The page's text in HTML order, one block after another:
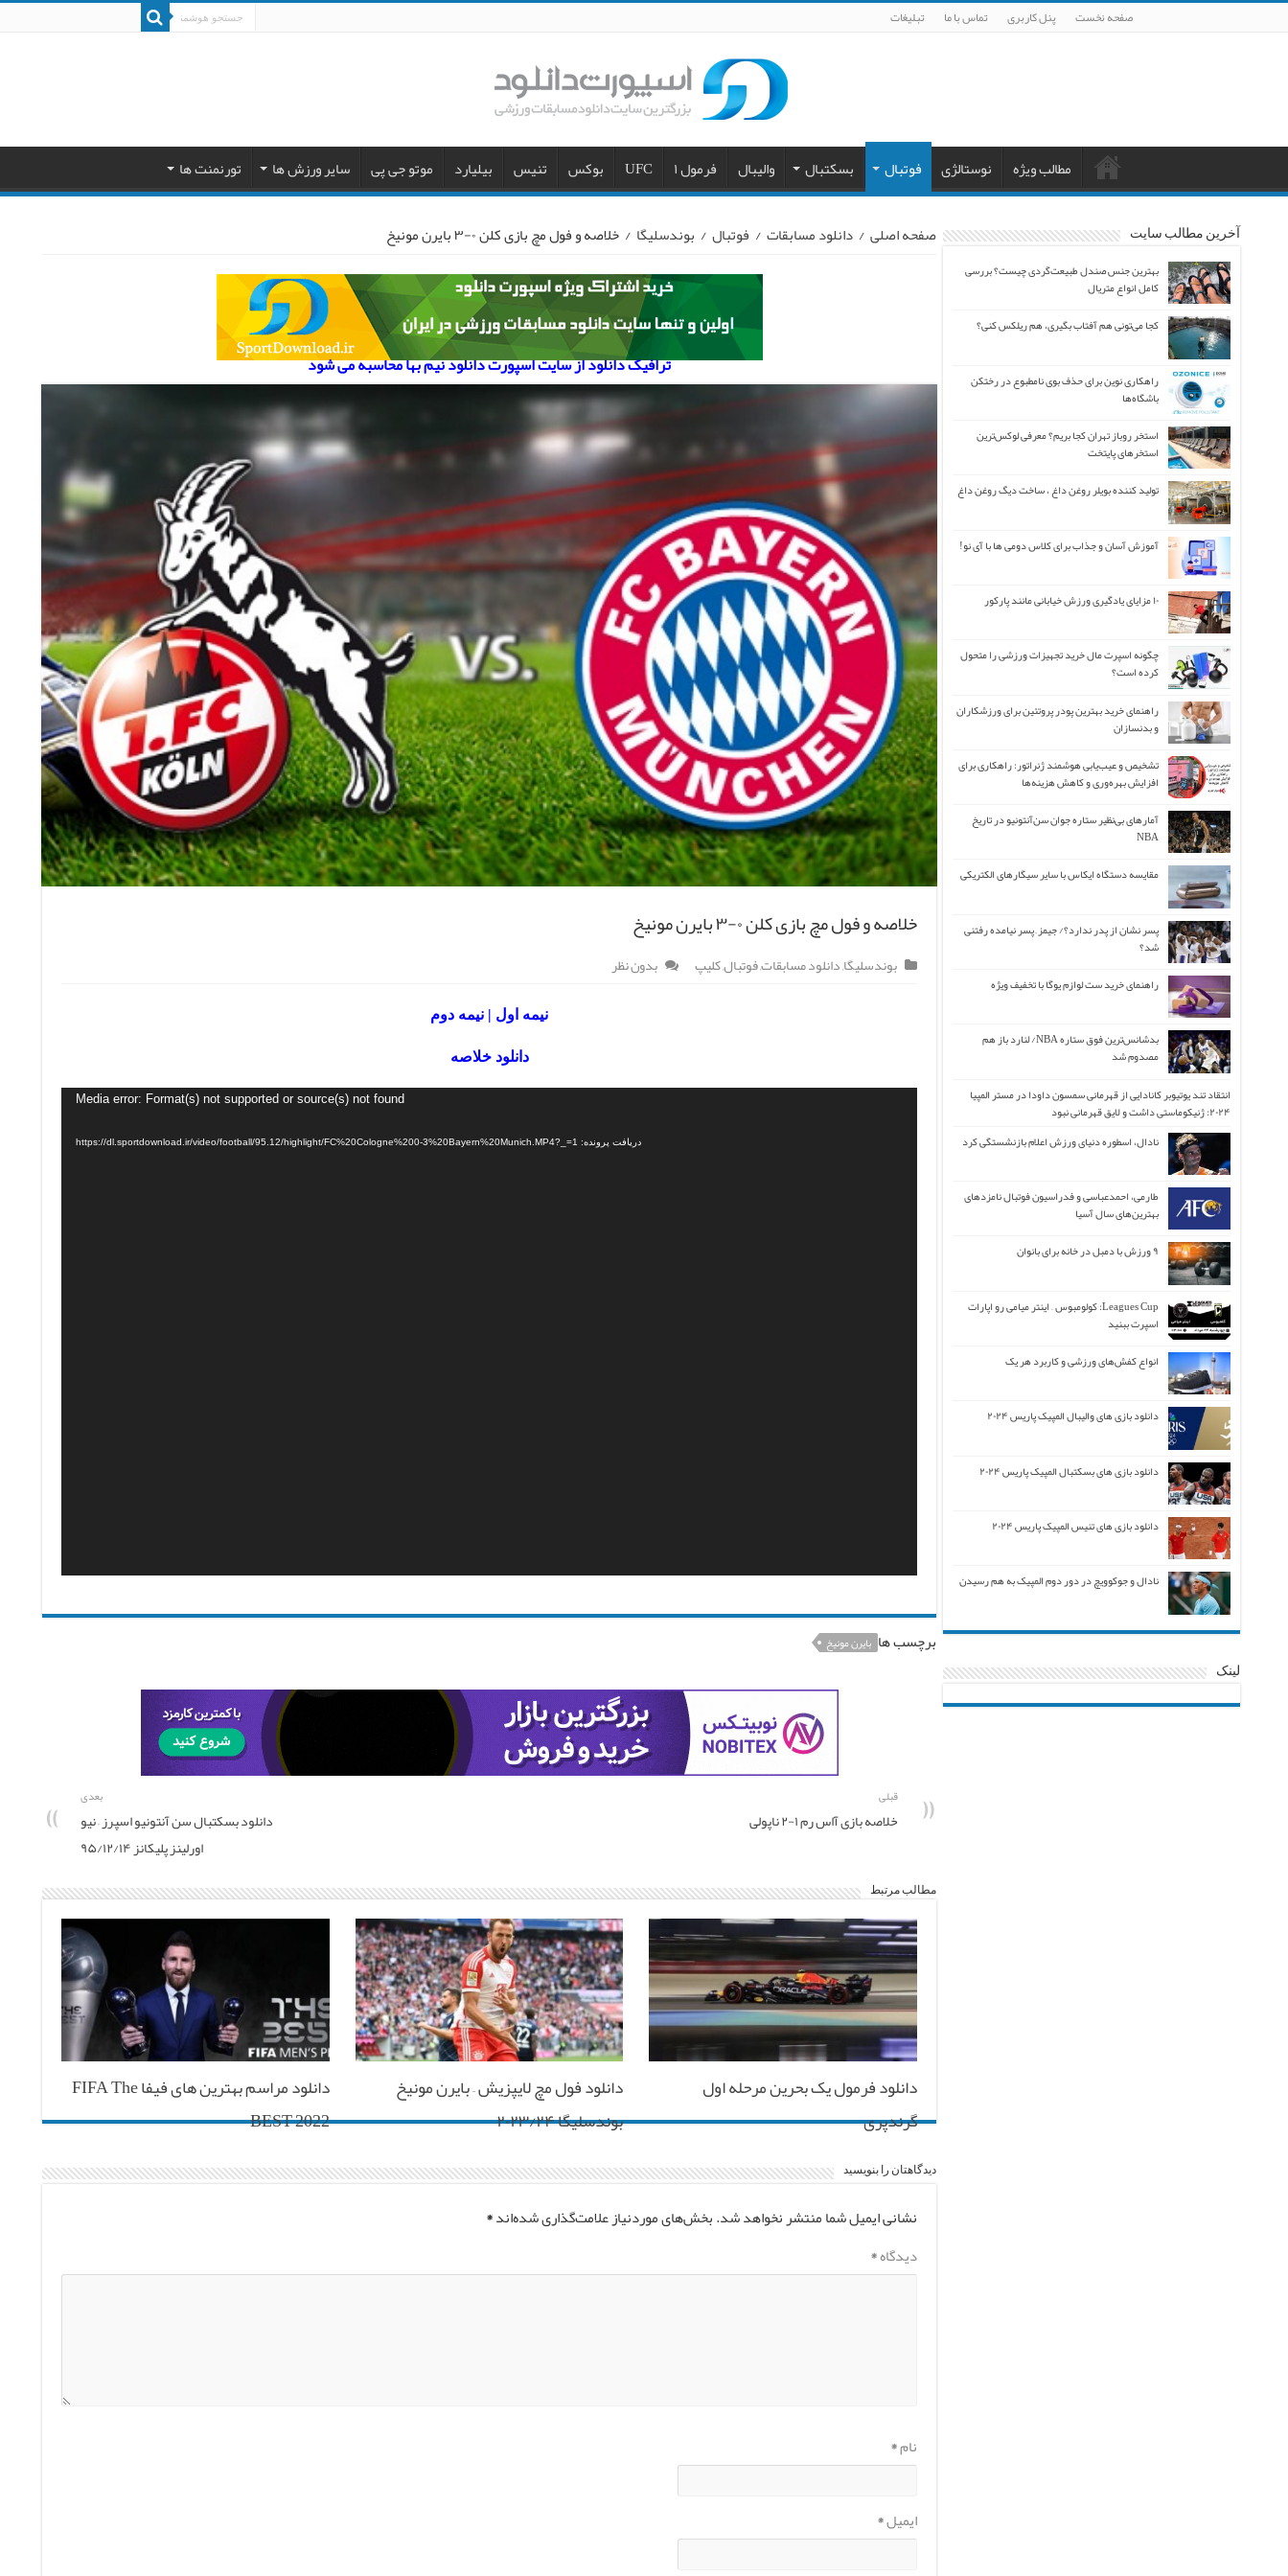
صفحه نخست پنل کاربری تماس با ما تبلیغات
مطالب ویژه نوستالژی فوتبال بسکتبال والیبال فرمول ۱ UFC بوکس تنیس بیلیارد موتو جی پی سایر ورزش ها تورنمنت ها
صفحه اصلی / دانلود مسابقات / فوتبال / بوندسلیگا / خلاصه و فول مچ بازی کلن ۰-۳ بایرن مونیخ
ترافیک دانلود از سایت اسپورت دانلود نیم بها محاسبه می شود
خلاصه و فول مچ بازی کلن ۰-۳ بایرن مونیخ
بوندسلیگا,دانلود مسابقات,فوتبال,کلیپ بدون نظر
نیمه اول | نیمه دوم
دانلود خلاصه
Media error: Format(s) not supported or source(s) not found
دریافت پرونده: https://dl.sportdownload.ir/video/football/95.12/highlight/FC%20Cologne%200-3%20Bayern%20Munich.MP4?_=1
برچسب ها بایرن مونیخ
قبلی
خلاصه بازی آاس رم ۱-۲ ناپولی
بعدی
دانلود بسکتبال سن آنتونیو اسپرز – نیو
اورلینز پلیکانز ۹۵/۱۲/۱۴
مطالب مرتبط
دانلود فرمول یک بحرین مرحله اول
گرندپری
دانلود فول مچ لایپزیش – بایرن مونیخ
بوندسلیگا ۲۰۲۳/۲۴
دانلود مراسم بهترین های فیفا FIFA The
BEST 2022
دیدگاهتان را بنویسید
نشانی ایمیل شما منتشر نخواهد شد.بخش‌های موردنیاز علامت‌گذاری شده‌اند*
دیدگاه*
نام*
ایمیل*
آخرین مطالب سایت
بهترین جنس صندل طبیعت‌گردی چیست؟ بررسی
کامل انواع متریال
کجا می‌تونی هم آفتاب بگیری، هم ریلکس کنی؟
راهکاری نوین برای حذف بوی نامطبوع در رختکن
باشگاه‌ها
استخر روباز تهران کجا بریم؟ معرفی لوکس‌ترین
استخرهای پایتخت
تولید کننده بویلر روغن داغ ، ساخت دیگ روغن داغ
آموزش آسان و جذاب برای کلاس دومی ها با آی نو!
۱۰ مزایای یادگیری ورزش خیابانی مانند پارکور
چگونه اسپرت مال خرید تجهیزات ورزشی را متحول
کرده است؟
راهنمای خرید بهترین پودر پروتئین برای ورزشکاران
و بدنسازان
تشخیص و عیب‌یابی هوشمند ژنراتور: راهکاری برای
افزایش بهره‌وری و کاهش هزینه‌ها
آمارهای بی‌نظیر ستاره جوان سن‌آنتونیو در تاریخ
NBA
مقایسه دستگاه ایکاس با سایر سیگارهای الکتریکی
پسر نشان از پدر ندارد؟/ جیمز ِ پسر نیامده رفتنی
شد؟
راهنمای خرید ست لوازم یوگا با تخفیف ویژه
بدشانس‌ترین فوق ستاره NBA/ لنارد باز هم
مصدوم شد
انتقاد تند یوتیوبر کانادایی از قهرمانی سمسون داودا در مستر المپیا
۲۰۲۴: ژنیکوماستی داشت و لایق قهرمانی نبود
نادال، اسطوره دنیای ورزش اعلام بازنشستگی کرد
طارمی، احمدعباسی و فدراسیون فوتبال نامزدهای
بهترین‌های سال آسیا
۹ ورزش با دمبل در خانه برای بانوان
Leagues Cup: کولومبوس – اینتر میامی رو اپارات
اسپرت ببنید
انواع کفش‌های ورزشی و کاربرد هر یک
دانلود بازی های والیبال المپیک پاریس ۲۰۲۴
دانلود بازی های بسکتبال المپیک پاریس ۲۰۲۴
دانلود بازی های تنیس المپیک پاریس ۲۰۲۴
نادال و جوکوویچ در دور دوم المپیک به هم رسیدن
لینک